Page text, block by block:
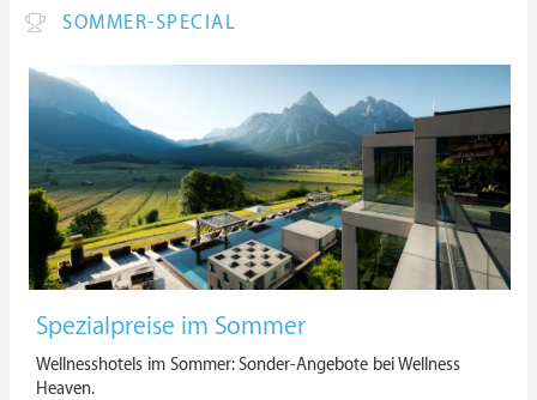
SOMMER-SPECIAL
Spezialpreise im Sommer
Wellnesshotels im Sommer: Sonder-Angebote bei Wellness
Heaven.